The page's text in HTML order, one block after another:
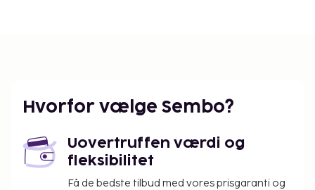
Hvorfor vælge Sembo?
Uovertruffen værdi og
fleksibilitet
Få de bedste tilbud med vores prisgaranti og